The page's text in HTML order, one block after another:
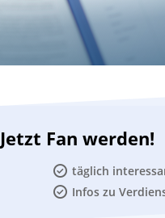
Jetzt Fan werden!
täglich
Infos zu